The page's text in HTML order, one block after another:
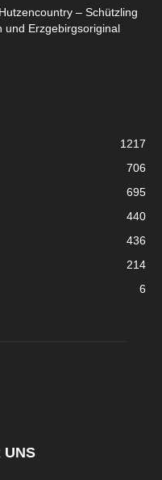
– Schützling
und Erzgebirgsoriginal
1217
706
695
440
436
214
6
UNS